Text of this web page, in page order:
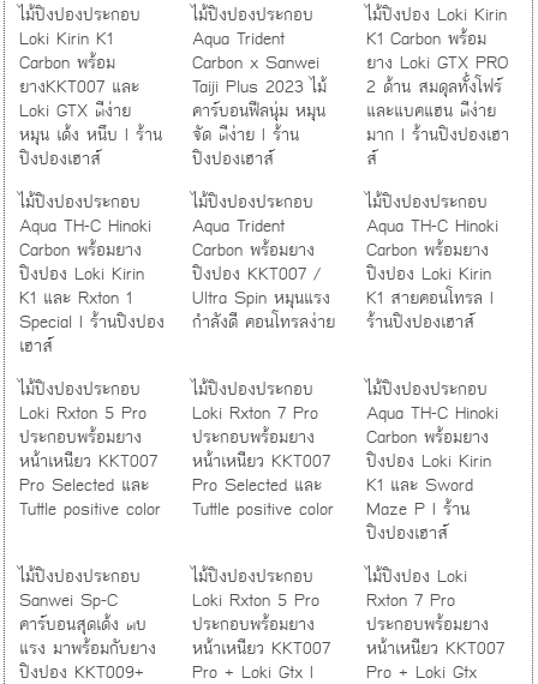
ไม้ปิงปองประกอบ
Loki Kirin K1
Carbon พร้อม
ยางKKT007 และ
Loki GTX ตีง่าย
หมุน เด้ง หนึบ I ร้าน
ปิงปองเฮาส์
ไม้ปิงปองประกอบ
Aqua Trident
Carbon x Sanwei
Taiji Plus 2023 ไม้
คาร์บอนฟีลนุ่ม หมุน
จัด ตีง่าย I ร้าน
ปิงปองเฮาส์
ไม้ปิงปอง Loki Kirin
K1 Carbon พร้อม
ยาง Loki GTX PRO
2 ด้าน สมดุลทั้งโฟร์
และแบคแฮน ตีง่าย
มาก I ร้านปิงปองเฮา
ส์
ไม้ปิงปองประกอบ
Aqua TH-C Hinoki
Carbon พร้อมยาง
ปิงปอง Loki Kirin
K1 และ Rxton 1
Special I ร้านปิงปอง
เฮาส์
ไม้ปิงปองประกอบ
Aqua Trident
Carbon พร้อมยาง
ปิงปอง KKT007 /
Ultra Spin หมุนแรง
กำลังดี คอนโทรลง่าย
ไม้ปิงปองประกอบ
Aqua TH-C Hinoki
Carbon พร้อมยาง
ปิงปอง Loki Kirin
K1 สายคอนโทรล I
ร้านปิงปองเฮาส์
ไม้ปิงปองประกอบ
Loki Rxton 5 Pro
ประกอบพร้อมยาง
หน้าเหนียว KKT007
Pro Selected และ
Tuttle positive color
ไม้ปิงปองประกอบ
Loki Rxton 7 Pro
ประกอบพร้อมยาง
หน้าเหนียว KKT007
Pro Selected และ
Tuttle positive color
ไม้ปิงปองประกอบ
Aqua TH-C Hinoki
Carbon พร้อมยาง
ปิงปอง Loki Kirin
K1 และ Sword
Maze P I ร้าน
ปิงปองเฮาส์
ไม้ปิงปองประกอบ
Sanwei Sp-C
คาร์บอนสุดเด้ง ตบ
แรง มาพร้อมกับยาง
ปิงปอง KKT009+
ไม้ปิงปองประกอบ
Loki Rxton 5 Pro
ประกอบพร้อมยาง
หน้าเหนียว KKT007
Pro + Loki Gtx I
ไม้ปิงปอง Loki
Rxton 7 Pro
ประกอบพร้อมยาง
หน้าเหนียว KKT007
Pro + Loki Gtx